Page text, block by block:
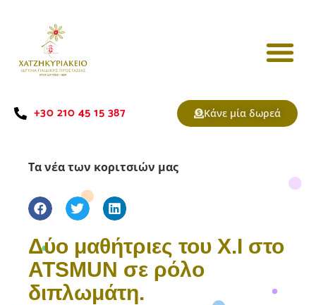
+30 210 45 15 387 Κάνε μία δωρεά
Τα νέα των κοριτσιών μας
Δύο μαθήτριες του Χ.Ι στο
ATSMUN σε ρόλο
διπλωμάτη.